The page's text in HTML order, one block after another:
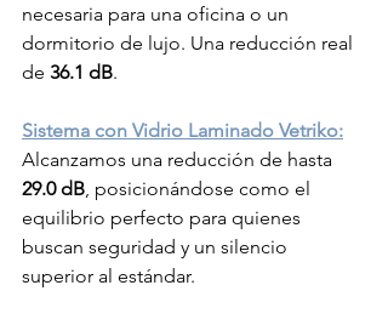
necesaria para una oficina o un
dormitorio de lujo. Una reducción real
de 36.1 dB.
Sistema con Vidrio Laminado Vetriko:
Alcanzamos una reducción de hasta
29.0 dB , posicionándose como el
equilibrio perfecto para quienes
buscan seguridad y un silencio
superior al estándar.